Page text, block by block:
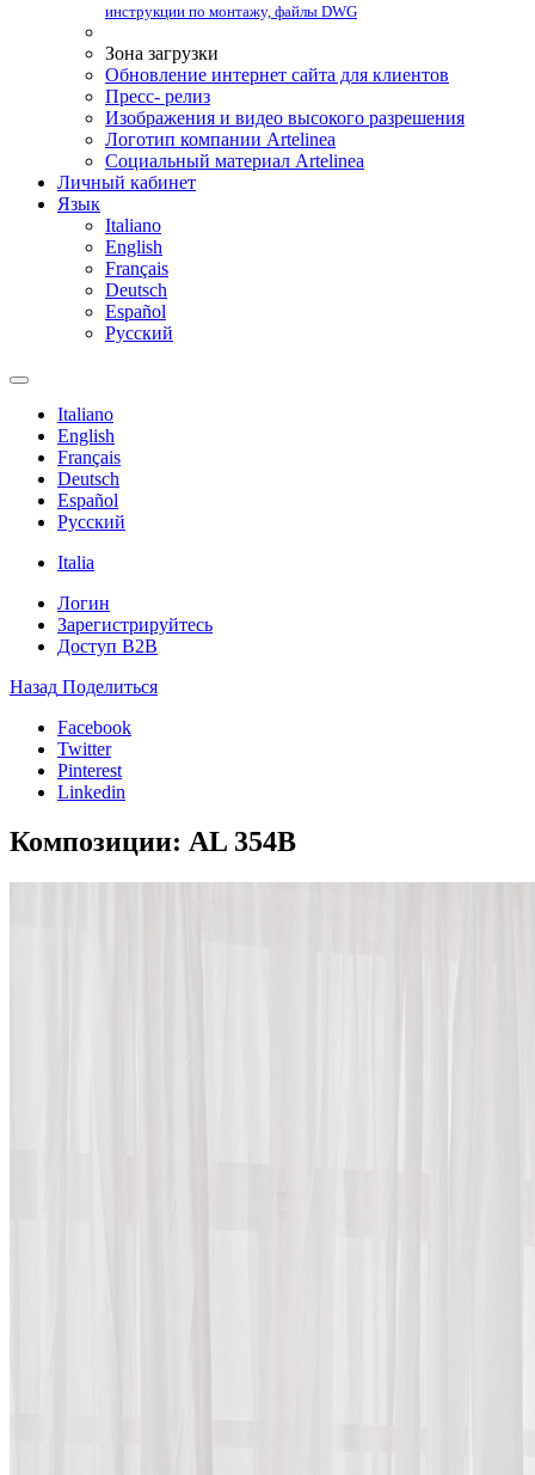
инструкции по монтажу, файлы DWG
Зона загрузки
Обновление интернет сайта для клиентов
Пресс- релиз
Изображения и видео высокого разрешения
Логотип компании Artelinea
Социальный материал Artelinea
Личный кабинет
Язык
Italiano
English
Français
Deutsch
Español
Pусский
Italiano
English
Français
Deutsch
Español
Pусский
Italia
Логин
Зарегистрируйтесь
Доступ B2B
Назад Поделиться
Facebook
Twitter
Pinterest
Linkedin
Композиции: AL 354B